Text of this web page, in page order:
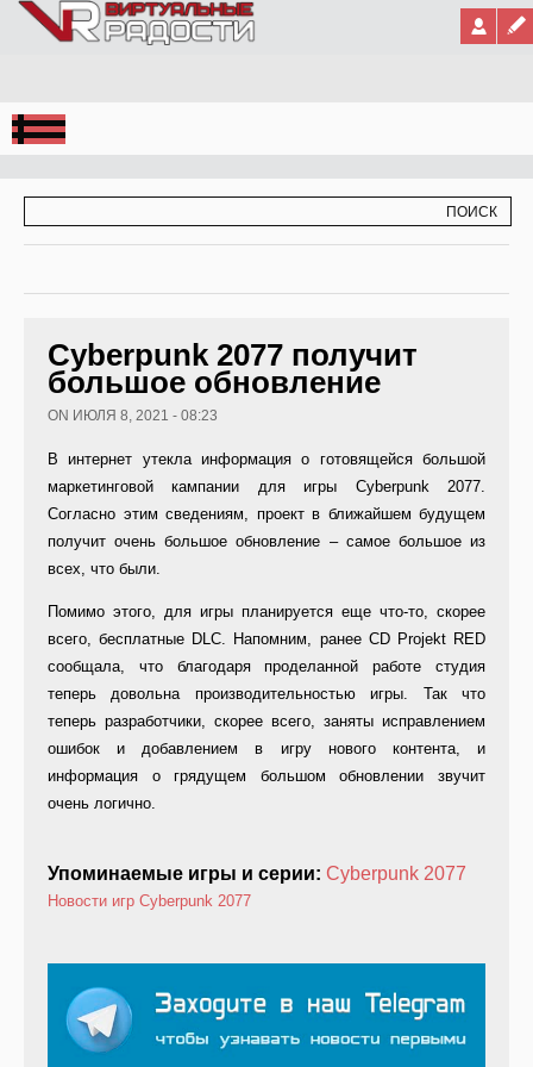
Jump to Navigation
Cyberpunk 2077 получит
большое обновление
ON ИЮЛЯ 8, 2021 - 08:23
В интернет утекла информация о готовящейся большой
маркетинговой кампании для игры Cyberpunk 2077.
Согласно этим сведениям, проект в ближайшем будущем
получит очень большое обновление – самое большое из
всех, что были.
Помимо этого, для игры планируется еще что-то, скорее
всего, бесплатные DLC. Напомним, ранее CD Projekt RED
сообщала, что благодаря проделанной работе студия
теперь довольна производительностью игры. Так что
теперь разработчики, скорее всего, заняты исправлением
ошибок и добавлением в игру нового контента, и
информация о грядущем большом обновлении звучит
очень логично.
Упоминаемые игры и серии: Cyberpunk 2077
Новости игр Cyberpunk 2077